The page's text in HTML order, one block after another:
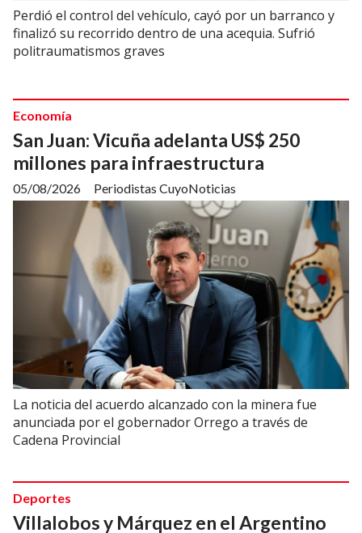
Perdió el control del vehículo, cayó por un barranco y
finalizó su recorrido dentro de una acequia. Sufrió
politraumatismos graves
San Juan: Vicuña adelanta US$ 250
millones para infraestructura
Periodistas CuyoNoticias
Economía
05/08/2026
La noticia del acuerdo alcanzado con la minera fue
anunciada por el gobernador Orrego a través de
Cadena Provincial
Villalobos y Márquez en el Argentino
Deportes